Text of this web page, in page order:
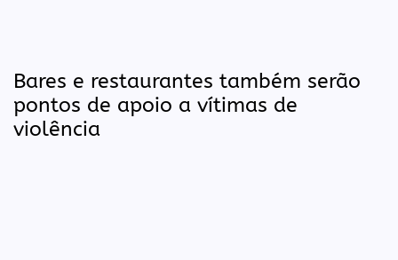
Bares e restaurantes também serão
pontos de apoio a vítimas de
violência